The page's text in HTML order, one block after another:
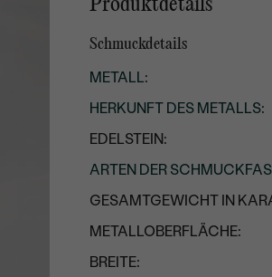
Produktdetails
Schmuckdetails
METALL:
HERKUNFT DES METALLS:
EDELSTEIN:
ARTEN DER
GESAMTGEWICHT IN
METALLOBERFLÄCHE:
BREITE: